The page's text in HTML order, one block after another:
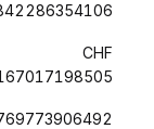
CHF